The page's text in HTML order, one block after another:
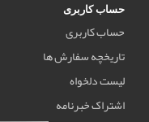
حساب کاربری
حساب کاربری
تاریخچه سفارش ها
لیست دلخواه
اشتراک خبرنامه